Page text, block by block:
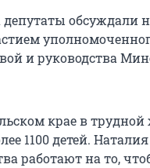
обсуждали
и руководства
крае в
1100 детей.
работают на то,